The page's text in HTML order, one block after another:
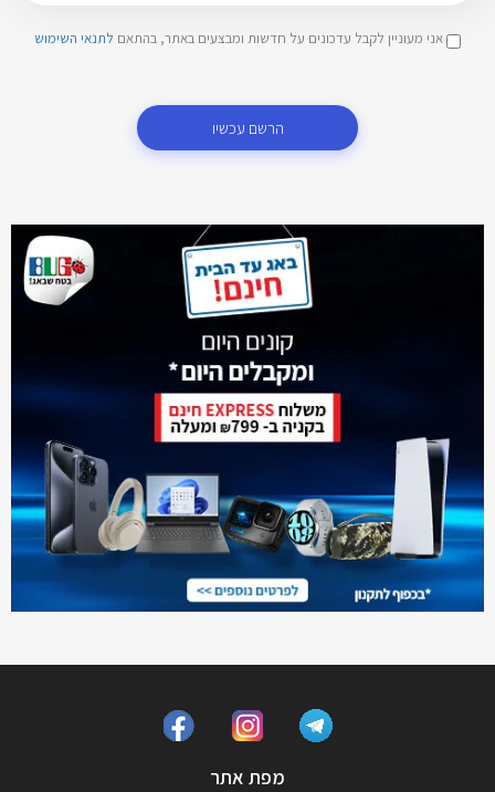
אני מעוניין לקבל עדכונים על חדשות ומבצעים באתר, בהתאם לתנאי השימוש
הרשם עכשיו
מפת אתר